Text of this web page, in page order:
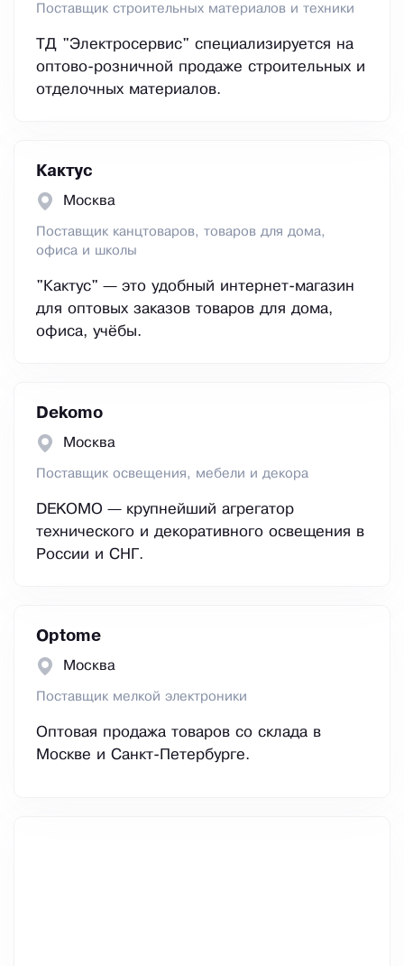
Поставщик строительных материалов и техники
ТД "Электросервис" специализируется на
оптово-розничной продаже строительных и
отделочных материалов.
Кактус
Москва
Поставщик канцтоваров, товаров для дома,
офиса и школы
"Кактус" — это удобный интернет-магазин
для оптовых заказов товаров для дома,
офиса, учёбы.
Dekomo
Москва
Поставщик освещения, мебели и декора
DEKOMO — крупнейший агрегатор
технического и декоративного освещения в
России и СНГ.
Optome
Москва
Поставщик мелкой электроники
Оптовая продажа товаров со склада в
Москве и Санкт-Петербурге.